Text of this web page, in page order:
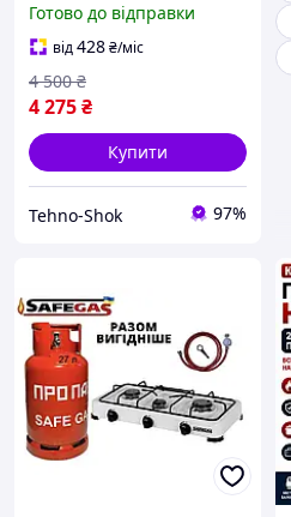
балон 27л редуктор
шланг
Готово до відправки
від428₴/міс
4 275₴
4 500 ₴
Купити
Tehno-Shok 97%